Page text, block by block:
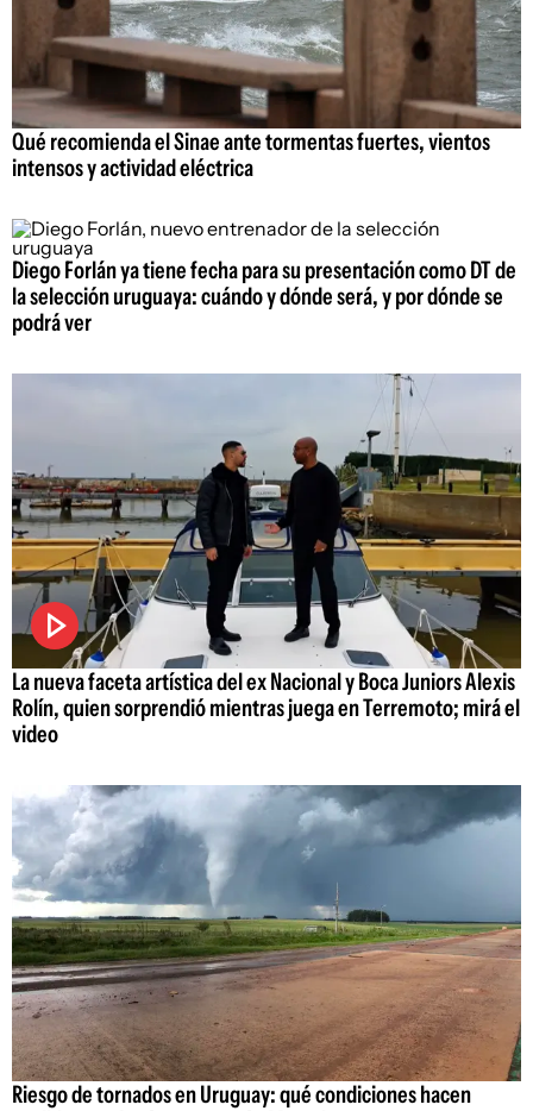
Qué recomienda el Sinae ante tormentas fuertes, vientos
intensos y actividad eléctrica
Diego Forlán ya tiene fecha para su presentación como DT de
la selección uruguaya: cuándo y dónde será, y por dónde se
podrá ver
La nueva faceta artística del ex Nacional y Boca Juniors Alexis
Rolín, quien sorprendió mientras juega en Terremoto; mirá el
video
Riesgo de tornados en Uruguay: qué condiciones hacen